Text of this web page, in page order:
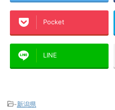
Pocket
LINE
-新潟県